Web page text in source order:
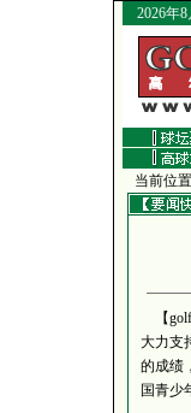
2026年
当前位置
【
大力支
的成绩
国青少